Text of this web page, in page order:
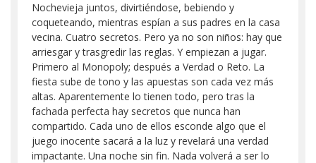
Nochevieja juntos, divirtiéndose, bebiendo y
coqueteando, mientras espían a sus padres en la casa
vecina. Cuatro secretos. Pero ya no son niños: hay que
arriesgar y trasgredir las reglas. Y empiezan a jugar.
Primero al Monopoly; después a Verdad o Reto. La
fiesta sube de tono y las apuestas son cada vez más
altas. Aparentemente lo tienen todo, pero tras la
fachada perfecta hay secretos que nunca han
compartido. Cada uno de ellos esconde algo que el
juego inocente sacará a la luz y revelará una verdad
impactante. Una noche sin fin. Nada volverá a ser lo